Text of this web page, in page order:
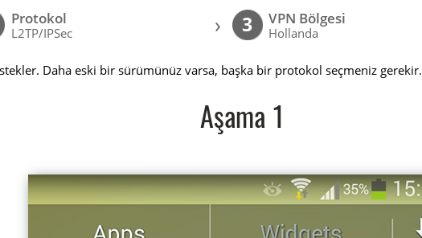
Protokol
L2TP/IPSec › 3 VPN Bölgesi
Hollanda
Daha eski bir sürümünüz varsa, başka bir protokol seçmeniz gerekir.
Aşama 1